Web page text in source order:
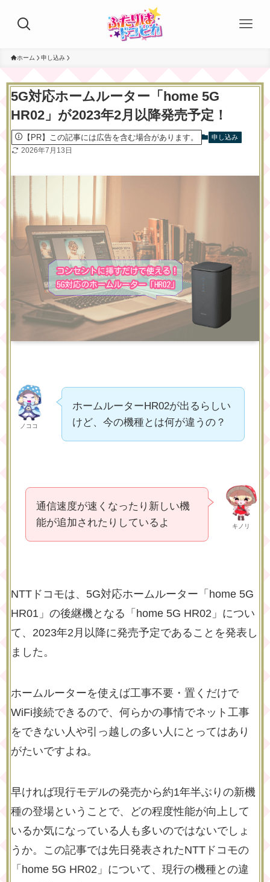
ホーム 申し込み
5G対応ホームルーター「home 5G
HR02」が2023年2月以降発売予定！
【PR】この記事には広告を含む場合があります。 申し込み
2026年7月13日
ノココ
ホームルーターHR02が出るらしい
けど、今の機種とは何が違うの？
キノリ
通信速度が速くなったり新しい機
能が追加されたりしているよ
NTTドコモは、5G対応ホームルーター「home 5G
HR01」の後継機となる「home 5G HR02」につい
て、2023年2月以降に発売予定であることを発表し
ました。
ホームルーターを使えば工事不要・置くだけで
WiFi接続できるので、何らかの事情でネット工事
をできない人や引っ越しの多い人にとってはあり
がたいですよね。
早ければ現行モデルの発売から約1年半ぶりの新機
種の登場ということで、どの程度性能が向上して
いるか気になっている人も多いのではないでしょ
うか。この記事では先日発表されたNTTドコモの
「home 5G HR02」について、現行の機種との違